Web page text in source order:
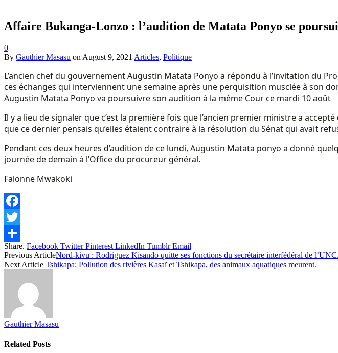
Affaire Bukanga-Lonzo : l’audition de Matata Ponyo se
0
By Gauthier Masasu on August 9, 2021 Articles, Politique
L’ancien chef du gouvernement Augustin Matata Ponyo a répondu à l’invitation du
ces échanges qui interviennent une semaine après une perquisition musclée à son
Augustin Matata Ponyo va poursuivre son audition à la même Cour ce mardi 10 août
Il y a lieu de signaler que c’est la première fois que l’ancien premier ministre a
que ce dernier pensais qu’elles étaient contraire à la résolution du Sénat qui avait
Pendant ces deux heures d’audition de ce lundi, Augustin Matata ponyo a donné
journée de demain à l’Office du procureur général.
Falonne Mwakoki
Facebook
Twitter
Share
Share. Facebook Twitter Pinterest LinkedIn Tumblr Email
Previous ArticleNord-kivu : Rodriguez Kisando quitte ses fonctions du secrétaire interfédéral de l’UNC.
Next Article Tshikapa: Pollution des rivières Kasaï et Tshikapa, des animaux aquatiques meurent.
Gauthier Masasu
Related Posts